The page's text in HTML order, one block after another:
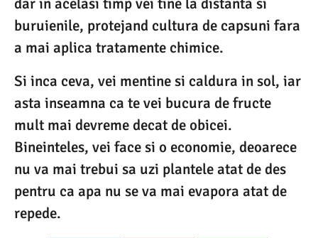
buruienile, protejand cultura de capsuni fara
a mai aplica tratamente chimice.
Si inca ceva, vei mentine si caldura in sol, iar
asta inseamna ca te vei bucura de fructe
mult mai devreme decat de obicei.
Bineinteles, vei face si o economie, deoarece
nu va mai trebui sa uzi plantele atat de des
pentru ca apa nu se va mai evapora atat de
repede.